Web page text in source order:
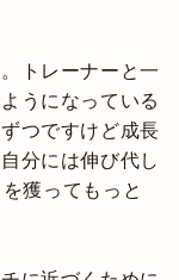
トレーナーと一
うになっている
つですけど成長
分には伸び代し
獲ってもっと